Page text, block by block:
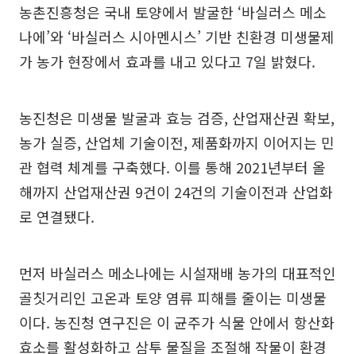
농촌진흥청은 국내 토양에서 발굴한 ‘바실러스 메소
나에’와 ‘바실러스 시아멘시스’ 기반 친환경 미생물제
가 농가 현장에서 효과를 내고 있다고 7일 밝혔다.
농진청은 미생물 발굴과 효능 검증, 산업재산권 확보,
농가 실증, 산업체 기술이전, 제품화까지 이어지는 민
관 협력 체계를 구축했다. 이를 통해 2021년부터 올
해까지 산업재산권 9건이 24건의 기술이전과 산업화
로 연결됐다.
먼저 바실러스 메소나에는 시설재배 농가의 대표적인
골칫거리인 고온과 토양 염류 피해를 줄이는 미생물
이다. 농진청 연구진은 이 균주가 식물 안에서 항산화
효소를 활성화하고 삼투 물질을 조절해 작물이 환경